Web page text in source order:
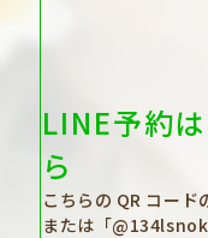
LINE予約
ら
こちらの QR コード
または「@134lsnok